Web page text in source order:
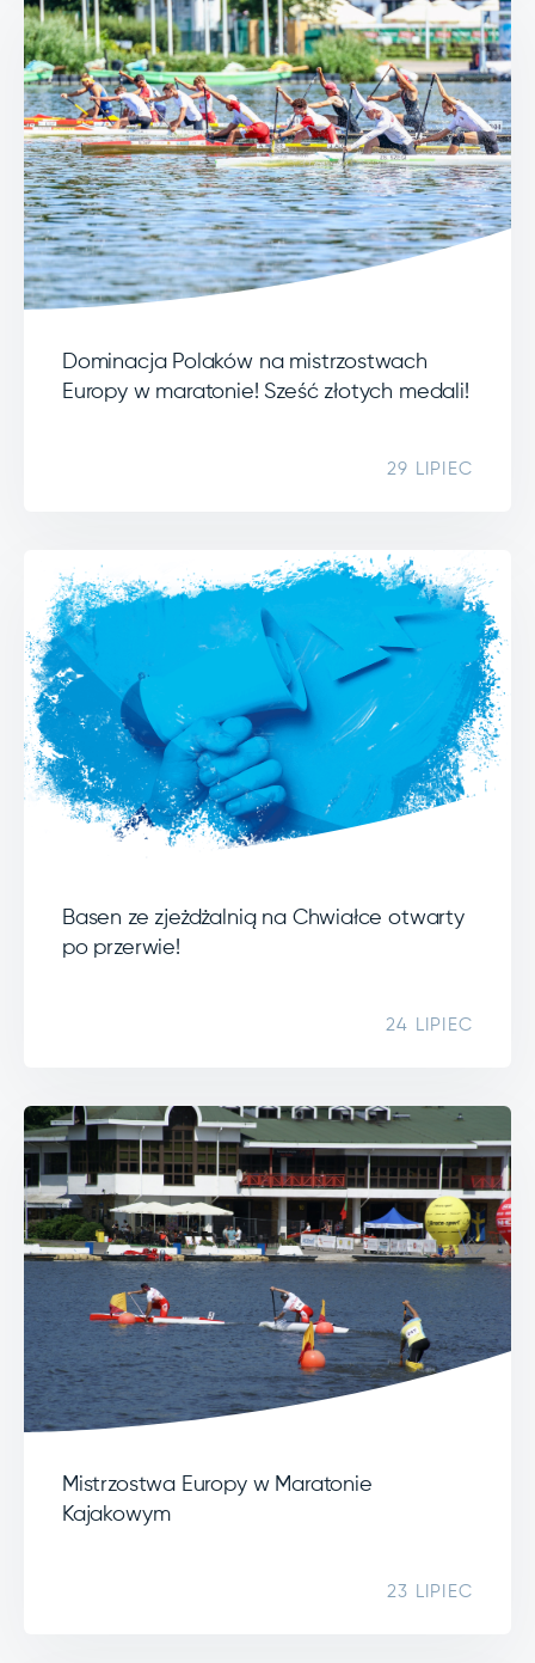
Dominacja Polaków na mistrzostwach
Europy w maratonie! Sześć złotych medali!
29 LIPIEC
Basen ze zjeżdżalnią na Chwiałce otwarty
po przerwie!
24 LIPIEC
Mistrzostwa Europy w Maratonie
Kajakowym
23 LIPIEC